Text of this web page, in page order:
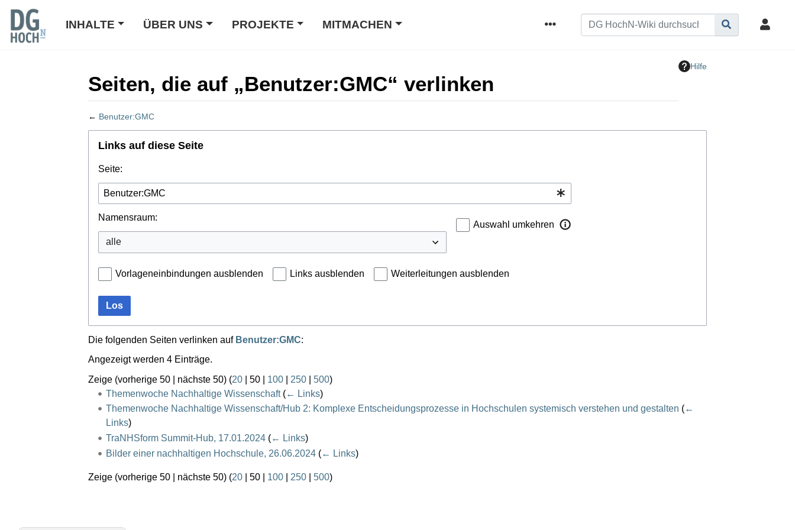
INHALTE ÜBER UNS PROJEKTE MITMACHEN
Hilfe
Seiten, die auf „Benutzer:GMC“ verlinken
← Benutzer:GMC
Wechseln zu:Navigation,Suche
Links auf diese Seite
Seite:
Namensraum:
Auswahl umkehren
Vorlageneinbindungen ausblenden Links ausblenden Weiterleitungen ausblenden
Los
Die folgenden Seiten verlinken auf Benutzer:GMC:
Angezeigt werden 4 Einträge.
Zeige (vorherige 50 nächste 50) (20 50 100 250 500)
Themenwoche Nachhaltige Wissenschaft (← Links)
Themenwoche Nachhaltige Wissenschaft/Hub 2: Komplexe Entscheidungsprozesse in Hochschulen systemisch verstehen und gestalten (←
Links)
TraNHSform Summit-Hub, 17.01.2024 (← Links)
Bilder einer nachhaltigen Hochschule, 26.06.2024 (← Links)
Zeige (vorherige 50 nächste 50) (20 50 100 250 500)